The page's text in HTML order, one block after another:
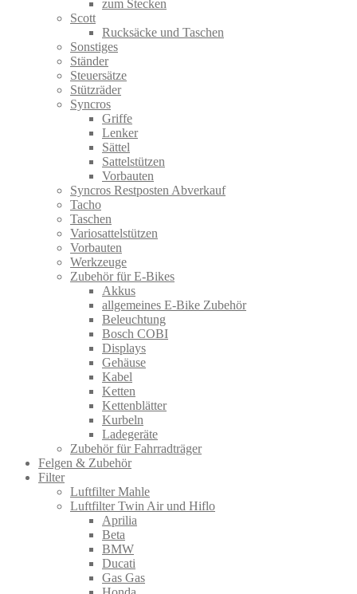
zum Stecken
Scott
Rucksäcke und Taschen
Sonstiges
Ständer
Steuersätze
Stützräder
Syncros
Griffe
Lenker
Sättel
Sattelstützen
Vorbauten
Syncros Restposten Abverkauf
Tacho
Taschen
Variosattelstützen
Vorbauten
Werkzeuge
Zubehör für E-Bikes
Akkus
allgemeines E-Bike Zubehör
Beleuchtung
Bosch COBI
Displays
Gehäuse
Kabel
Ketten
Kettenblätter
Kurbeln
Ladegeräte
Zubehör für Fahrradträger
Felgen & Zubehör
Filter
Luftfilter Mahle
Luftfilter Twin Air und Hiflo
Aprilia
Beta
BMW
Ducati
Gas Gas